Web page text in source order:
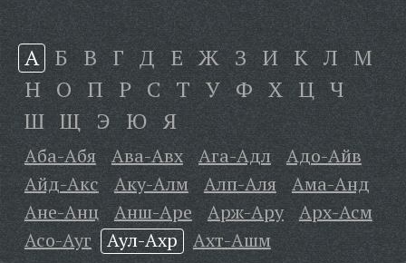
А Б В Г Д Е Ж З И К Л М
Н О П Р С Т У Ф Х Ц Ч
Ш Щ Э Ю Я
Аба-Абя Ава-Авх Ага-Адл
Адо-Айв
Айд-Акс
Аку-Алм Алп-Аля
Ама-Анд
Ане-Анц
Анш-Аре Арж-Ару
Арх-Асм
Асо-Ауг
Аул-Ахр Ахт-Ашм